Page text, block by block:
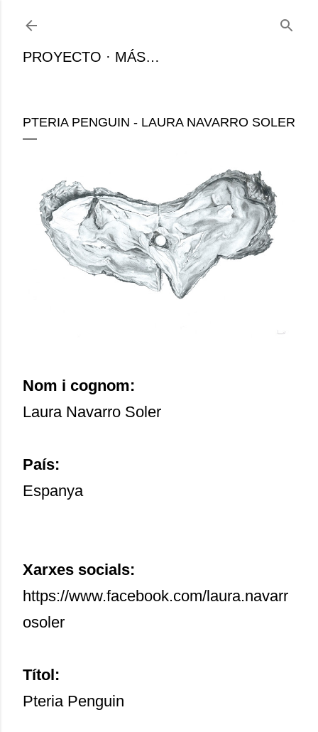
Ir al contenido principal
PROYECTO MÁS…
PTERIA PENGUIN - LAURA NAVARRO SOLER
Nom i cognom:
Laura Navarro Soler
País:
Espanya
Xarxes socials:
https://www.facebook.com/laura.navarr
osoler
Títol:
Pteria Penguin